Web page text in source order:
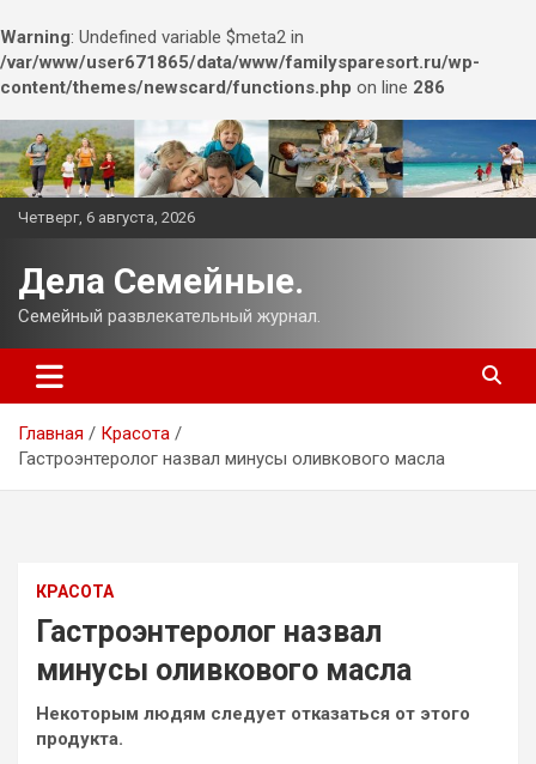
Warning: Undefined variable $meta2 in
/var/www/user671865/data/www/familysparesort.ru/wp-
content/themes/newscard/functions.php on line 286
Перейти
к
содержимому
Четверг, 6 августа, 2026
Дела Семейные.
Семейный развлекательный журнал.
Главная
Красота
Гастроэнтеролог назвал минусы оливкового масла
КРАСОТА
Гастроэнтеролог назвал
минусы оливкового масла
Некоторым людям следует отказаться от этого
продукта.